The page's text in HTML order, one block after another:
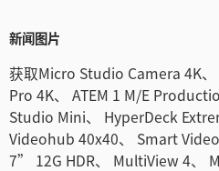
新闻图片
获取Micro Studio Camera 4K
Pro 4K、 ATEM 1 M/E
Studio Mini、 HyperDeck
Videohub 40x40、 Smart
7” 12G HDR、 MultiView 4、